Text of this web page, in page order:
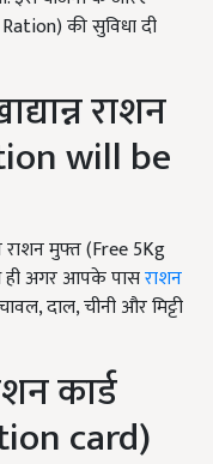
की सुविधा दी
राशन
will be
राशन मुफ्त (Free 5Kg
ही अगर आपके पासराशन
दाल, चीनी और मिट्टी
कार्ड
card)